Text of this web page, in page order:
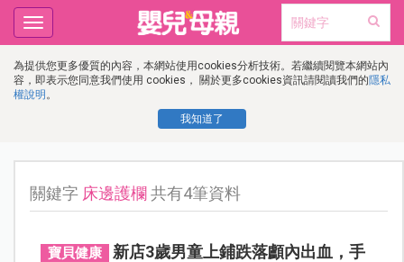
為提供您更多優質的內容，本網站使用cookies分析技術。若繼續閱覽本網站內
容，即表示您同意我們使用 cookies， 關於更多cookies資訊請閱讀我們的隱私
權說明 。
我知道了
Toggle
navigation
關鍵字 床邊護欄共有4筆資料
寶貝健康
新店3歲男童上鋪跌落顱內出血，手